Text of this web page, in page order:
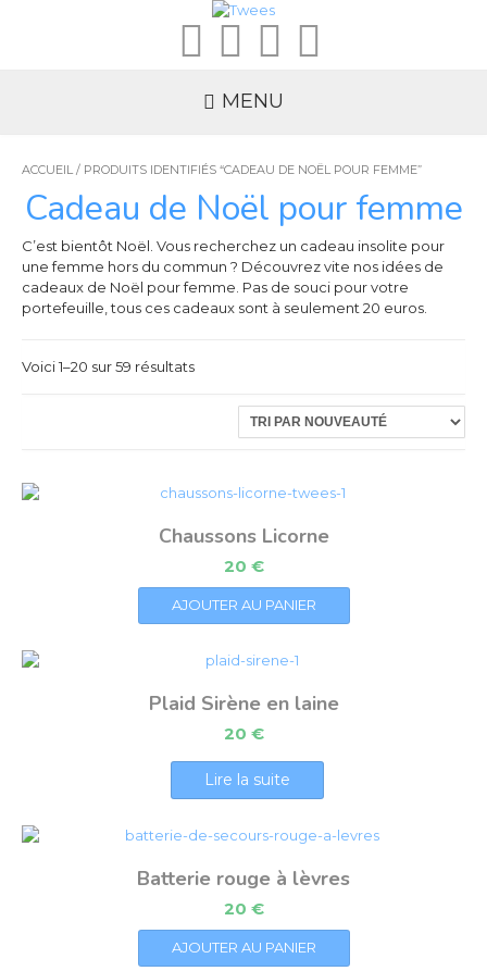
MENU
ACCUEIL / PRODUITS IDENTIFIÉS “CADEAU DE NOËL POUR FEMME”
Cadeau de Noël pour femme
C’est bientôt Noël. Vous recherchez un cadeau insolite pour
une femme hors du commun ? Découvrez vite nos idées de
cadeaux de Noël pour femme. Pas de souci pour votre
portefeuille, tous ces cadeaux sont à seulement 20 euros.
Voici 1–20 sur 59 résultats
Chaussons Licorne
20 €
AJOUTER AU PANIER
Plaid Sirène en laine
20 €
Lire la suite
Batterie rouge à lèvres
20 €
AJOUTER AU PANIER